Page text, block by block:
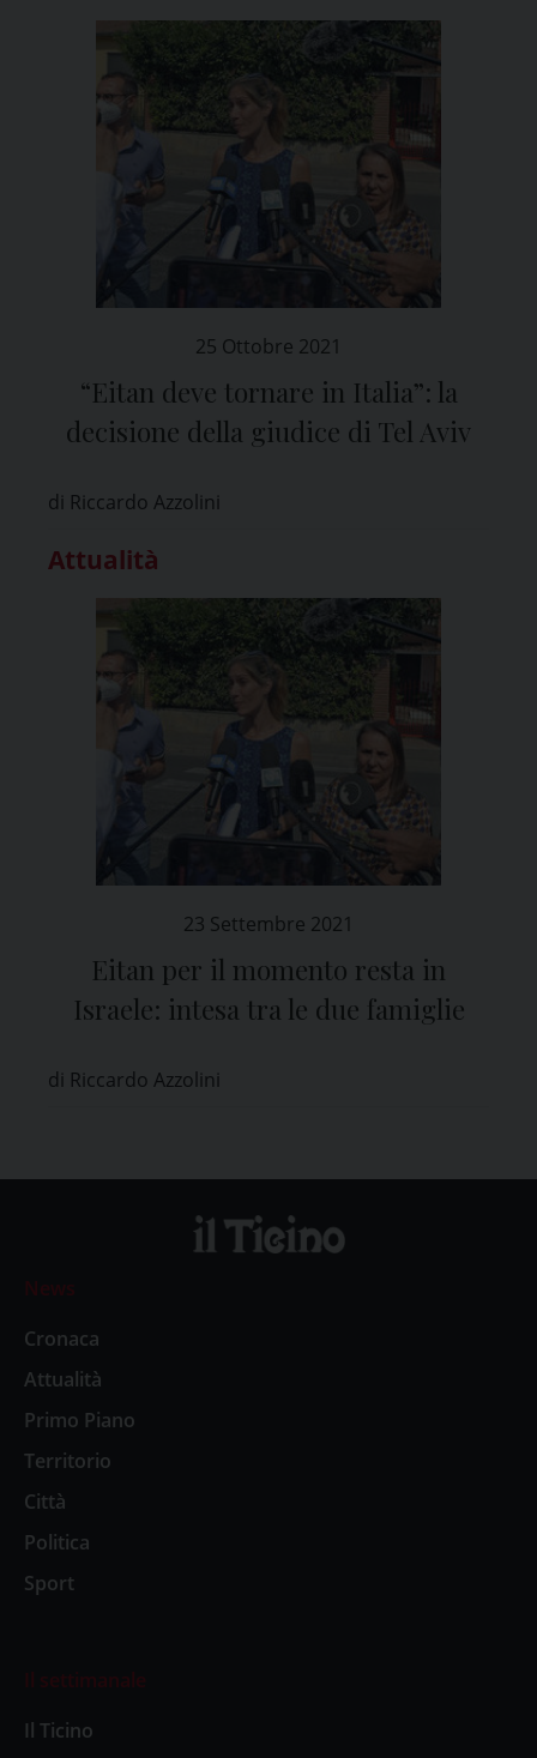
25 Ottobre 2021
“Eitan deve tornare in Italia”: la
decisione della giudice di Tel Aviv
di Riccardo Azzolini
Attualità
23 Settembre 2021
Eitan per il momento resta in
Israele: intesa tra le due famiglie
di Riccardo Azzolini
News
Cronaca
Attualità
Primo Piano
Territorio
Città
Politica
Sport
Il settimanale
Il Ticino